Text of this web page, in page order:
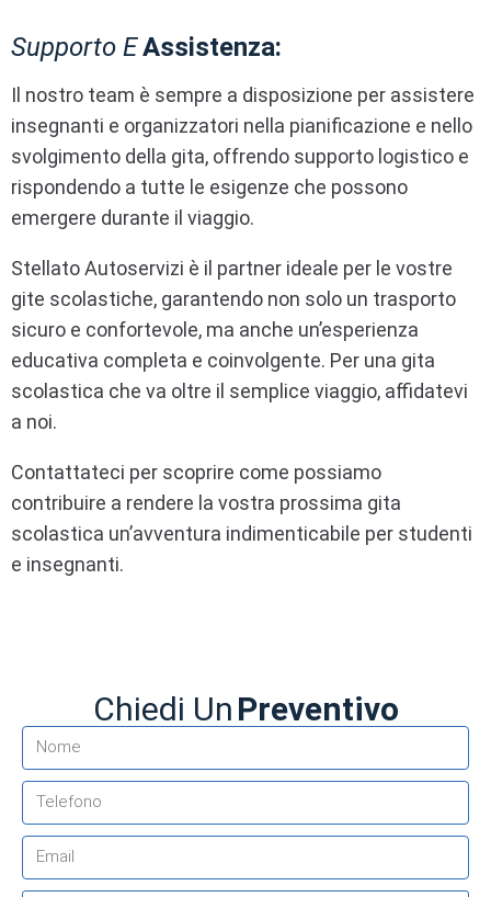
Supporto EAssistenza:
Il nostro team è sempre a disposizione per assistere
insegnanti e organizzatori nella pianificazione e nello
svolgimento della gita, offrendo supporto logistico e
rispondendo a tutte le esigenze che possono
emergere durante il viaggio.
Stellato Autoservizi è il partner ideale per le vostre
gite scolastiche, garantendo non solo un trasporto
sicuro e confortevole, ma anche un’esperienza
educativa completa e coinvolgente. Per una gita
scolastica che va oltre il semplice viaggio, affidatevi
a noi.
Contattateci per scoprire come possiamo
contribuire a rendere la vostra prossima gita
scolastica un’avventura indimenticabile per studenti
e insegnanti.
Chiedi Un Preventivo